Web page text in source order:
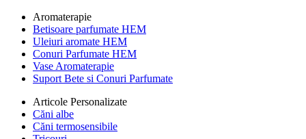
Aromaterapie
Betisoare parfumate HEM
Uleiuri aromate HEM
Conuri Parfumate HEM
Vase Aromaterapie
Suport Bete si Conuri Parfumate
Articole Personalizate
Căni albe
Căni termosensibile